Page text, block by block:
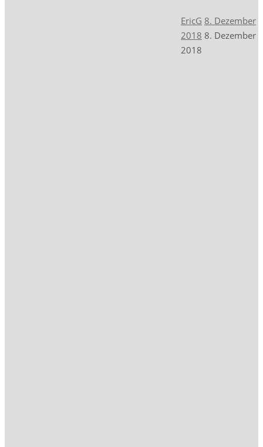
EricG 8. Dezember
2018 8. Dezember
2018